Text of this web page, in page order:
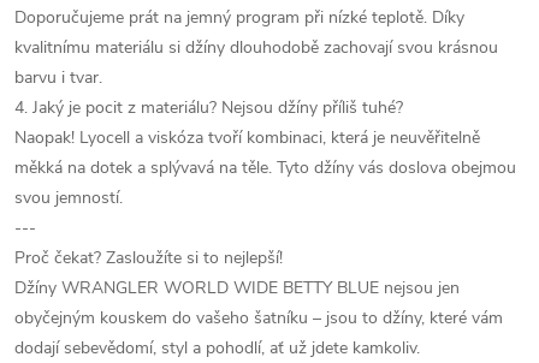
Doporučujeme prát na jemný program při nízké teplotě. Díky
kvalitnímu materiálu si džíny dlouhodobě zachovají svou krásnou
barvu i tvar.
4. Jaký je pocit z materiálu? Nejsou džíny příliš tuhé?
Naopak! Lyocell a viskóza tvoří kombinaci, která je neuvěřitelně
měkká na dotek a splývavá na těle. Tyto džíny vás doslova obejmou
svou jemností.
---
Proč čekat? Zasloužíte si to nejlepší!
Džíny WRANGLER WORLD WIDE BETTY BLUE nejsou jen
obyčejným kouskem do vašeho šatníku – jsou to džíny, které vám
dodají sebevědomí, styl a pohodlí, ať už jdete kamkoliv.